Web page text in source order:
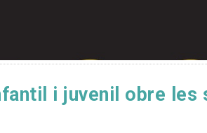
i juvenil obre les